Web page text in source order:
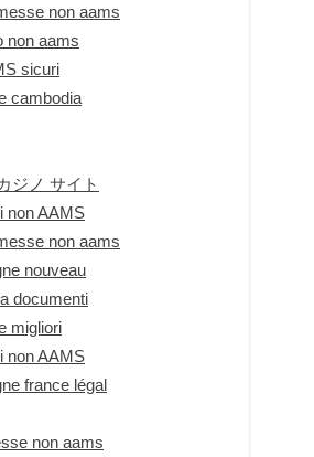
non aams
non aams
sicuri
cambodia
ジノ サイト
non AAMS
non aams
nouveau
documenti
migliori
non AAMS
france légal
non aams